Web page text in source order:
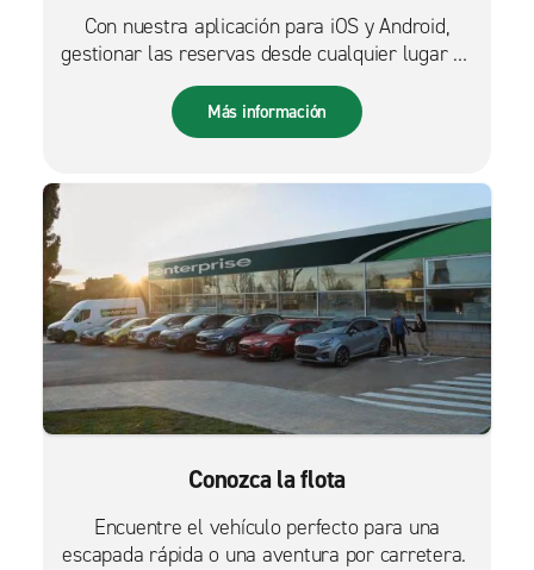
Con nuestra aplicación para iOS y Android,
gestionar las reservas desde cualquier lugar es
más fácil que nunca.
Más información
Conozca la flota
Encuentre el vehículo perfecto para una
escapada rápida o una aventura por carretera.